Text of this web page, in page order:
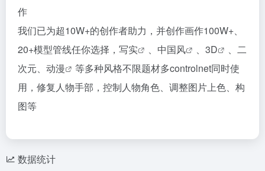
作
我们已为超10W+的创作者助力，并创作画作100W+、
20+模型管线任你选择， 写实 、 中国风 、 3D
、二
次元、 动漫
等多种风格不限题材多controlnet同时使
用，修复人物手部，控制人物角色、调整图片上色、构
图等
数据统计